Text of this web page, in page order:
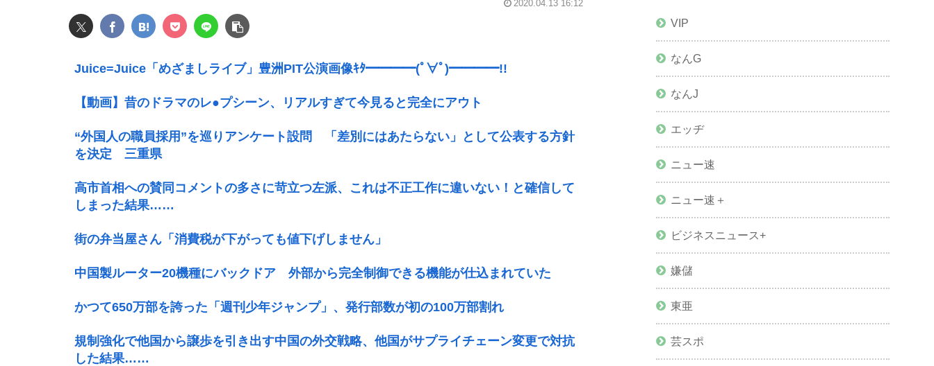
2020.04.13 16:12
Juice=Juice「めざましライブ」豊洲PIT公演画像ｷﾀ━━━━(ﾟ∀ﾟ)━━━━!!
【動画】昔のドラマのレ●プシーン、リアルすぎて今見ると完全にアウト
“外国人の職員採用”を巡りアンケート設問 「差別にはあたらない」として公表する方針
を決定 三重県
高市首相への賛同コメントの多さに苛立つ左派、これは不正工作に違いない！と確信して
しまった結果……
街の弁当屋さん「消費税が下がっても値下げしません」
中国製ルーター20機種にバックドア 外部から完全制御できる機能が仕込まれていた
かつて650万部を誇った「週刊少年ジャンプ」、発行部数が初の100万部割れ
規制強化で他国から譲歩を引き出す中国の外交戦略、他国がサプライチェーン変更で対抗
した結果……
VIP
なんG
なんJ
エッヂ
ニュー速
ニュー速＋
ビジネスニュース+
嫌儲
東亜
芸スポ